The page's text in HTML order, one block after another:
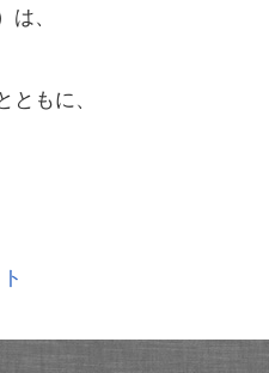
、
もに、